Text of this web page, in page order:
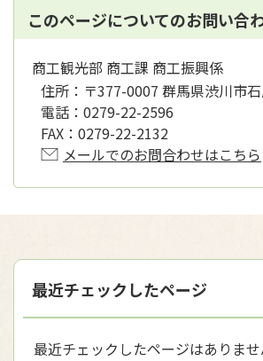
このページについてのお問い合
商工観光部 商工課 商工振興係
住所： 〒377-0007 群馬県渋川市
電話： 0279-22-2596
FAX： 0279-22-2132
メールでのお問合わせはこちら
最近チェックしたページ
最近チェックしたページはありませ